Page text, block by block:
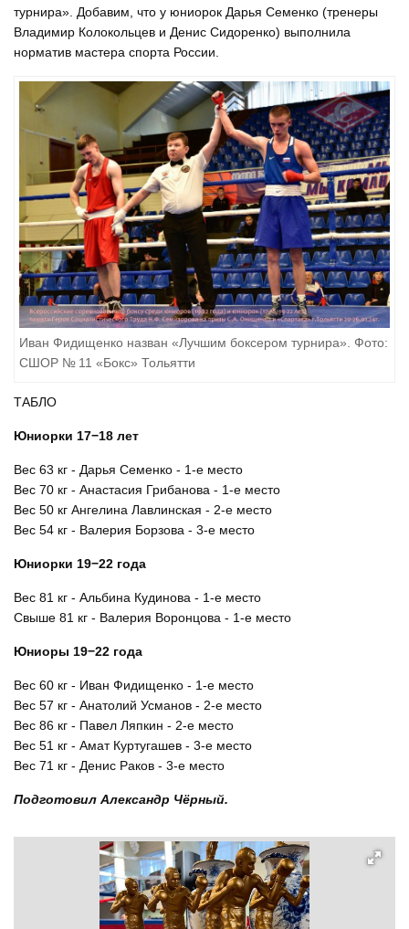
турнира». Добавим, что у юниорок Дарья Семенко (тренеры
Владимир Колокольцев и Денис Сидоренко) выполнила
норматив мастера спорта России.
Иван Фидищенко назван «Лучшим боксером турнира». Фото:
СШОР № 11 «Бокс» Тольятти
ТАБЛО
Юниорки 17−18 лет
Вес 63 кг - Дарья Семенко - 1-е место
Вес 70 кг - Анастасия Грибанова - 1-е место
Вес 50 кг Ангелина Лавлинская - 2-е место
Вес 54 кг - Валерия Борзова - 3-е место
Юниорки 19−22 года
Вес 81 кг - Альбина Кудинова - 1-е место
Свыше 81 кг - Валерия Воронцова - 1-е место
Юниоры 19−22 года
Вес 60 кг - Иван Фидищенко - 1-е место
Вес 57 кг - Анатолий Усманов - 2-е место
Вес 86 кг - Павел Ляпкин - 2-е место
Вес 51 кг - Амат Куртугашев - 3-е место
Вес 71 кг - Денис Раков - 3-е место
Подготовил Александр Чёрный.